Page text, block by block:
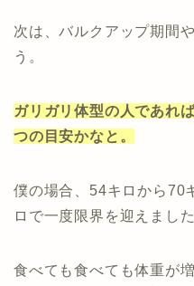
次は、バルクアップ期間
う。
ガリガリ体型の人であれ
つの目安かなと。
僕の場合、54キロから70
ロで一度限界を迎えまし
食べても食べても体重が